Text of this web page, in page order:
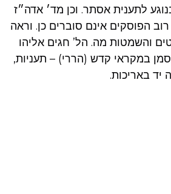
לתענית אסתר. וכן מד׳ אדה״ז
הפוסקים אינם סוברים כן. וראה
והשמטות מה. הל’ חגים אליהו
במקראי קדש (הררי) – תעניות,
יד באריכות.